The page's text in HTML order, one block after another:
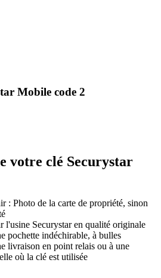
Mobile code 2
votre clé Securystar
: Photo de la carte de propriété, sinon
l'usine Securystar en qualité originale
pochette indéchirable, à bulles
livraison en point relais ou à une
où la clé est utilisée